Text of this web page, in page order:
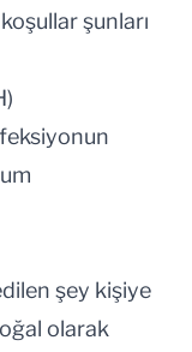
şunları
şey kişiye
olarak